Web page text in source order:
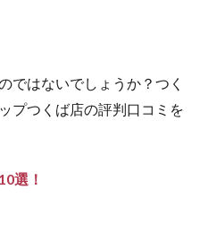
ではないでしょうか？つく
プつくば店の評判口コミを
選！